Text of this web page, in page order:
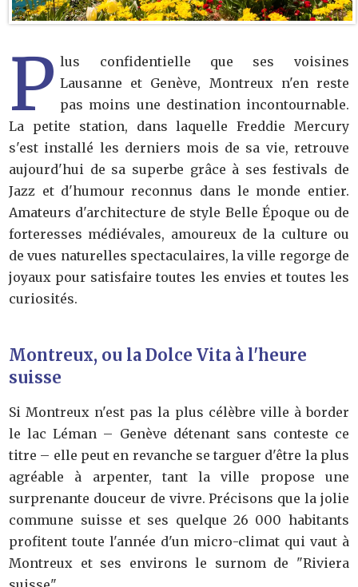
P lus confidentielle que ses voisines
Lausanne et Genève, Montreux n'en reste
pas moins une destination incontournable.
La petite station, dans laquelle Freddie Mercury
s'est installé les derniers mois de sa vie, retrouve
aujourd'hui de sa superbe grâce à ses festivals de
Jazz et d'humour reconnus dans le monde entier.
Amateurs d'architecture de style Belle Époque ou de
forteresses médiévales, amoureux de la culture ou
de vues naturelles spectaculaires, la ville regorge de
joyaux pour satisfaire toutes les envies et toutes les
curiosités.
Montreux, ou la Dolce Vita à l'heure
suisse
Si Montreux n'est pas la plus célèbre ville à border
le lac Léman – Genève détenant sans conteste ce
titre – elle peut en revanche se targuer d'être la plus
agréable à arpenter, tant la ville propose une
surprenante douceur de vivre. Précisons que la jolie
commune suisse et ses quelque 26 000 habitants
profitent toute l'année d'un micro-climat qui vaut à
Montreux et ses environs le surnom de "Riviera